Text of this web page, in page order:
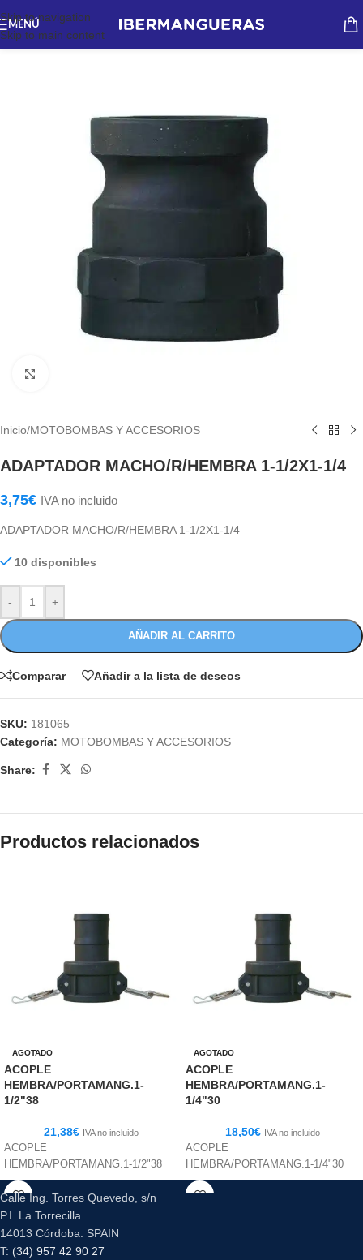
Skip to navigation
Skip to main content
MENÚ
Inicio/MOTOBOMBAS Y ACCESORIOS
ADAPTADOR MACHO/R/HEMBRA 1-1/2X1-1/4
3,75€ IVA no incluido
ADAPTADOR MACHO/R/HEMBRA 1-1/2X1-1/4
10 disponibles
- +
AÑADIR AL CARRITO
Comparar Añadir a la lista de deseos
SKU: 181065
Categoría: MOTOBOMBAS Y ACCESORIOS
Share:
Productos relacionados
AGOTADO
ACOPLE
HEMBRA/PORTAMANG.1-
1/2"38
21,38€ IVA no incluido
ACOPLE
HEMBRA/PORTAMANG.1-1/2"38
AGOTADO
ACOPLE
HEMBRA/PORTAMANG.1-
1/4"30
18,50€ IVA no incluido
ACOPLE
HEMBRA/PORTAMANG.1-1/4"30
Calle Ing. Torres Quevedo, s/n
P.I. La Torrecilla
14013 Córdoba. SPAIN
T: (34) 957 42 90 27